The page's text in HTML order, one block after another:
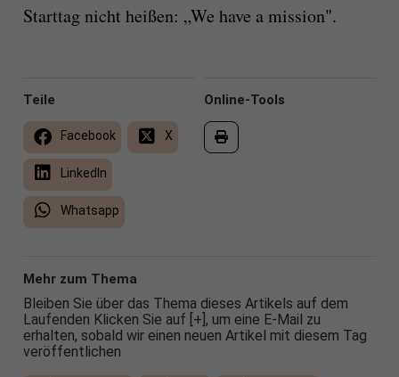
Starttag nicht heißen: „We have a mission".
Online-Tools
Teile
Facebook X
LinkedIn
Whatsapp
Mehr zum Thema
Bleiben Sie über das Thema dieses Artikels auf dem
Laufenden Klicken Sie auf [+], um eine E-Mail zu
erhalten, sobald wir einen neuen Artikel mit diesem Tag
veröffentlichen